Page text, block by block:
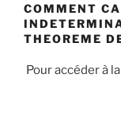
COMMENT
THEOREME
Pour accéder à